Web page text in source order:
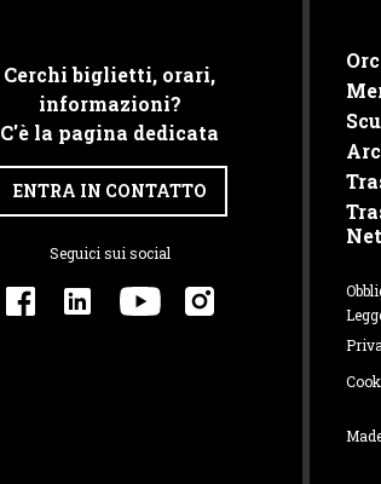
Cerchi biglietti, orari,
informazioni?
C'è la pagina dedicata
ENTRA IN CONTATTO
Seguici sui social